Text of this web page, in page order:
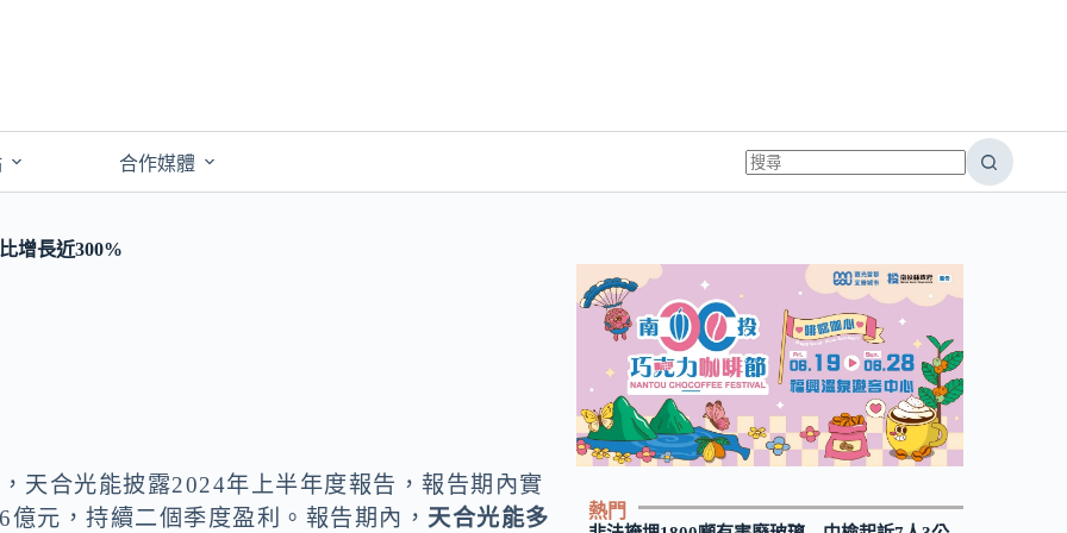
合作媒體
增長近300%
天合光能披露2024年上半年度報告，報告期內實
元，持續二個季度盈利。報告期內， 天合光能多 熱門